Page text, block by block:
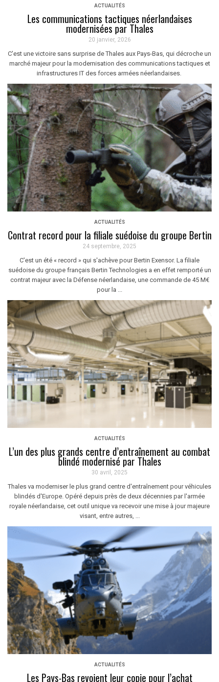
ACTUALITÉS
Les communications tactiques néerlandaises
modernisées par Thales
20 janvier, 2026
C'est une victoire sans surprise de Thales aux Pays-Bas, qui décroche un
marché majeur pour la modernisation des communications tactiques et
infrastructures IT des forces armées néerlandaises.
ACTUALITÉS
Contrat record pour la filiale suédoise du groupe Bertin
24 septembre, 2025
C'est un été « record » qui s'achève pour Bertin Exensor. La filiale
suédoise du groupe français Bertin Technologies a en effet remporté un
contrat majeur avec la Défense néerlandaise, une commande de 45 M€
pour la ...
ACTUALITÉS
L’un des plus grands centre d’entraînement au combat
blindé modernisé par Thales
30 avril, 2025
Thales va moderniser le plus grand centre d'entraînement pour véhicules
blindés d'Europe. Opéré depuis près de deux décennies par l'armée
royale néerlandaise, cet outil unique va recevoir une mise à jour majeure
visant, entre autres, ...
ACTUALITÉS
Les Pays-Bas revoient leur copie pour l’achat